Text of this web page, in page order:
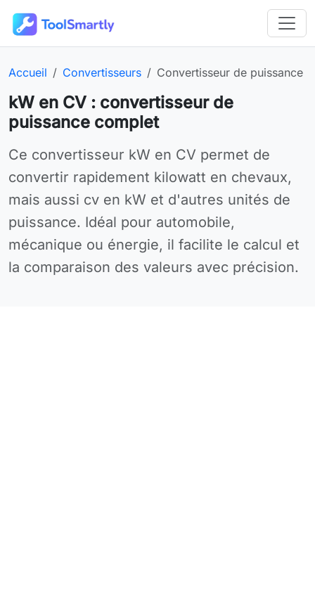
Outils en ligne gratuits ToolSmartly
Page d’accueil :
Accueil Catégorie :
Convertisseurs Outil en ligne :
Convertisseur de puissance
kW en CV : convertisseur de
puissance complet
Utilisez Convertisseur de puissance gratuitement en
Ce convertisseur kW en CV permet de
convertir rapidement kilowatt en chevaux,
mais aussi cv en kW et d'autres unités de
puissance. Idéal pour automobile,
mécanique ou énergie, il facilite le calcul et
la comparaison des valeurs avec précision.